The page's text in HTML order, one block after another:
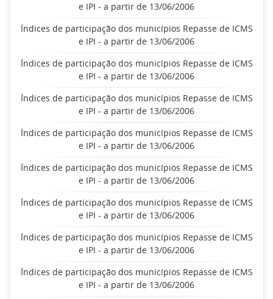
e IPI - a partir de 13/06/2006
Índices de participação dos municípios Repasse de ICMS
e IPI - a partir de 13/06/2006
Índices de participação dos municípios Repasse de ICMS
e IPI - a partir de 13/06/2006
Índices de participação dos municípios Repasse de ICMS
e IPI - a partir de 13/06/2006
Índices de participação dos municípios Repasse de ICMS
e IPI - a partir de 13/06/2006
Índices de participação dos municípios Repasse de ICMS
e IPI - a partir de 13/06/2006
Índices de participação dos municípios Repasse de ICMS
e IPI - a partir de 13/06/2006
Índices de participação dos municípios Repasse de ICMS
e IPI - a partir de 13/06/2006
Índices de participação dos municípios Repasse de ICMS
e IPI - a partir de 13/06/2006